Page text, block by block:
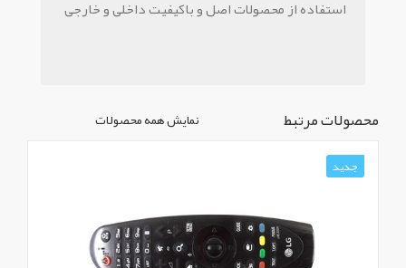
استفاده از محصولات اصل و باکیفیت داخلی و خارجی
نمایش همه محصولات محصولات مرتبط
جدید